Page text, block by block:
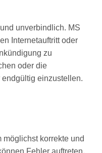
unverbindlich. MS
Internetauftritt oder
zu
oder die
einzustellen.
möglichst korrekte und